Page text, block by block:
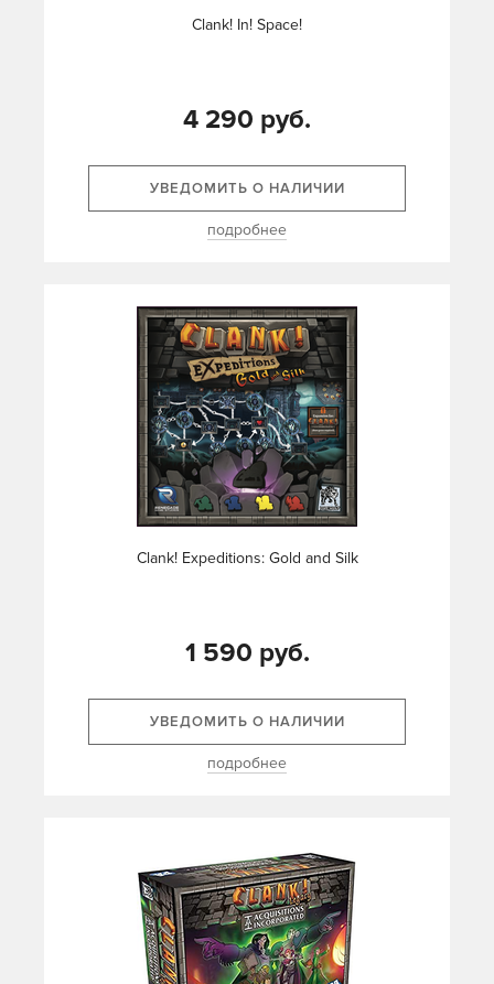
Clank! In! Space!
4 290 руб.
УВЕДОМИТЬ О НАЛИЧИИ
подробнее
Clank! Expeditions: Gold and Silk
1 590 руб.
УВЕДОМИТЬ О НАЛИЧИИ
подробнее